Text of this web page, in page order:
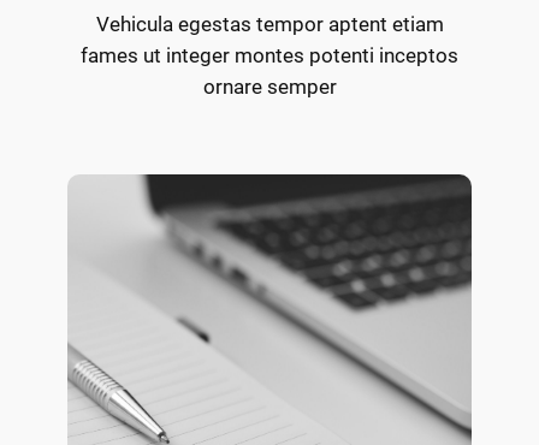
Vehicula egestas tempor aptent etiam
fames ut integer montes potenti inceptos
ornare semper